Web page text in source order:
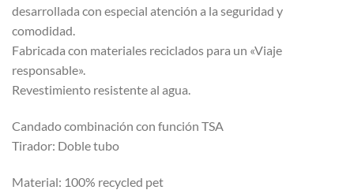
desarrollada con especial atención a la seguridad y
comodidad.
Fabricada con materiales reciclados para un «Viaje
responsable».
Revestimiento resistente al agua.
Candado combinación con función TSA
Tirador: Doble tubo
Material: 100% recycled pet